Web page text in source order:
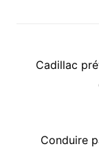
Précédent
Cadillac
ArticleConduire